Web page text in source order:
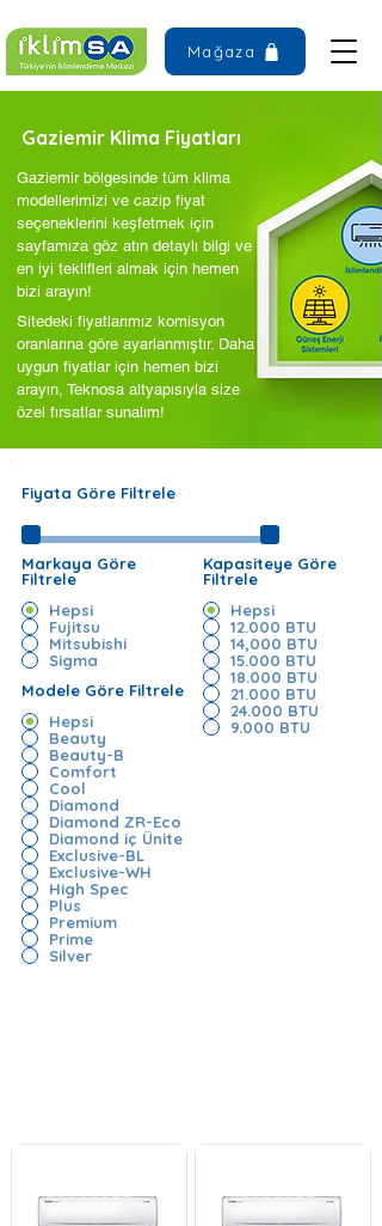
Mağaza
Gaziemir Klima Fiyatları
Gaziemir bölgesinde tüm klima
modellerimizi ve cazip fiyat
seçeneklerini keşfetmek için
sayfamıza göz atın detaylı bilgi ve
en iyi teklifleri almak için hemen
bizi arayın!
Sitedeki fiyatlarımız komisyon
oranlarına göre ayarlanmıştır. Daha
uygun fiyatlar için hemen bizi
arayın, Teknosa altyapısıyla size
özel fırsatlar sunalım!
Fiyata Göre Filtrele
Markaya Göre
Filtrele
Hepsi
Fujitsu
Mitsubishi
Sigma
Modele Göre Filtrele
Hepsi
Beauty
Beauty-B
Comfort
Cool
Diamond
Diamond ZR-Eco
Diamond iç Ünite
Exclusive-BL
Exclusive-WH
High Spec
Plus
Premium
Prime
Silver
Kapasiteye Göre
Filtrele
Hepsi
12.000 BTU
14,000 BTU
15.000 BTU
18.000 BTU
21.000 BTU
24.000 BTU
9.000 BTU